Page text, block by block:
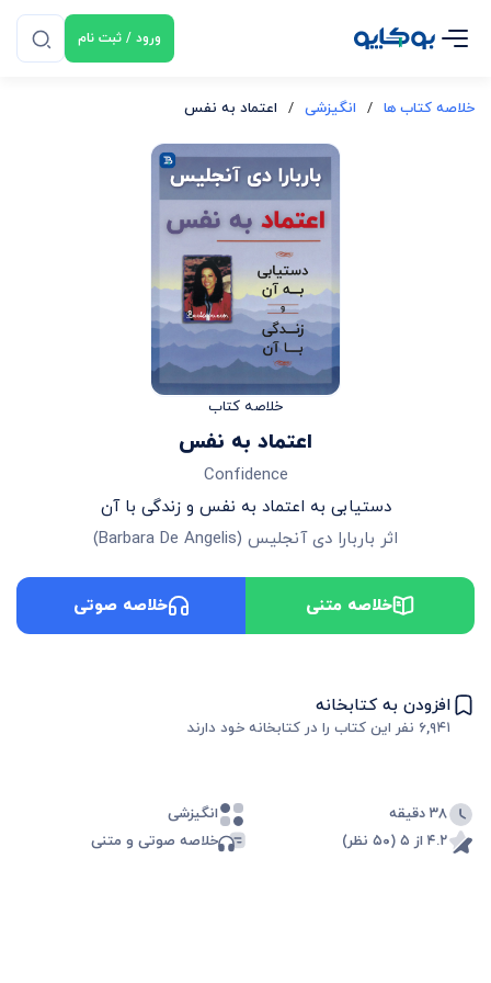
ورود / ثبت نام
خلاصه کتاب ها / انگیزشی / اعتماد به نفس
خلاصه کتاب
اعتماد به نفس
Confidence
دستیابی به اعتماد به نفس و زندگی با آن
اثر باربارا دی آنجلیس (
Barbara De Angelis
)
خلاصه متنی خلاصه صوتی
افزودن به کتابخانه
۶,۹۴۱ نفر این کتاب را در کتابخانه خود دارند
۳۸ دقیقه
انگیزشی
۴.۲ از ۵ (۵۰ نظر)
خلاصه صوتی و متنی